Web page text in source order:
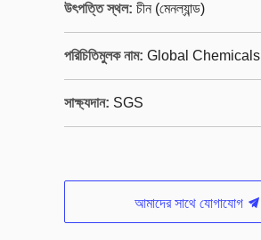
উৎপত্তি স্থল: চীন (মেনল্যান্ড)
পরিচিতিমুলক নাম: Global Chemicals
সাক্ষ্যদান: SGS
আমাদের সাথে যোগাযোগ